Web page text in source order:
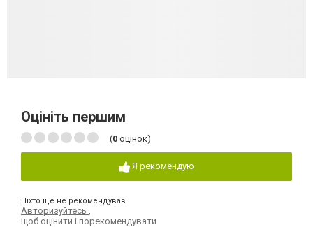
Оцініть першим
(0 оцінок)
Я рекомендую
Ніхто ще не рекомендував
Авторизуйтесь
щоб оцінити і порекомендувати